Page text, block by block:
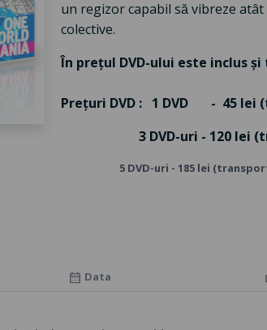
un regizor capabil să vibreze
colective.
În prețul DVD-ului este inclus
Prețuri DVD : 1 DVD - 45 lei
3 DVD-uri - 120 lei
5 DVD-uri - 185 lei (transport
calendar_month Data